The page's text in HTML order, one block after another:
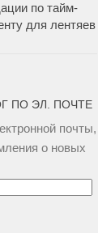
по тайм-
для лентяев
ПО ЭЛ. ПОЧТЕ
почты,
о новых